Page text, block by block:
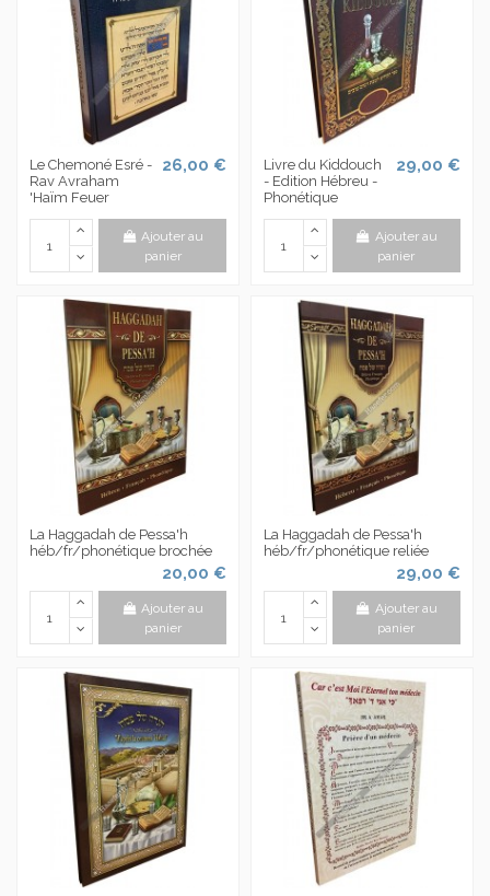
Le Chemoné Esré -
Rav Avraham
'Haïm Feuer
26,00 €
Ajouter au
panier
Livre du Kiddouch
- Edition Hébreu -
Phonétique
29,00 €
Ajouter au
panier
La Haggadah de Pessa'h
héb/fr/phonétique brochée
20,00 €
Ajouter au
panier
La Haggadah de Pessa'h
héb/fr/phonétique reliée
29,00 €
Ajouter au
panier